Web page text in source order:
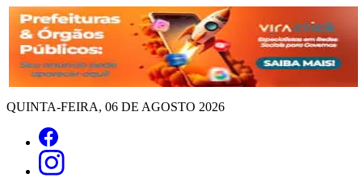
QUINTA-FEIRA, 06 DE AGOSTO 2026